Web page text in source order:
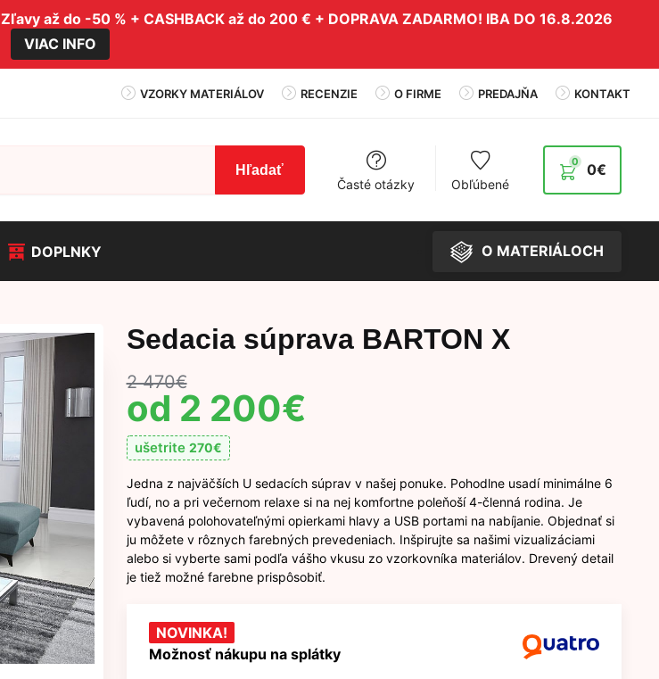
Zľavy až do -50 % + CASHBACK až do 200 € + DOPRAVA ZADARMO! IBA DO 16.8.2026
VIAC INFO
VZORKY MATERIÁLOV RECENZIE O FIRME PREDAJŇA KONTAKT
Hľadať
Časté otázky
Obľúbené
0€
0
DOPLNKY O MATERIÁLOCH
Sedacia súprava BARTON X
2 470€
2 200€
ušetrite 270€
Jedna z najväčších U sedacích súprav v našej ponuke. Pohodlne usadí minimálne 6
ľudí, no a pri večernom relaxe si na nej komfortne poleňoší 4-členná rodina. Je
vybavená polohovateľnými opierkami hlavy a USB portami na nabíjanie. Objednať si
ju môžete v rôznych farebných prevedeniach. Inšpirujte sa našimi vizualizáciami
alebo si vyberte sami podľa vášho vkusu zo vzorkovníka materiálov. Drevený detail
je tiež možné farebne prispôsobiť.
NOVINKA!
Možnosť nákupu na splátky